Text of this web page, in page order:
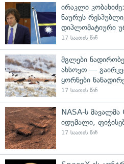
ირაკლი
ნაურუს
დიპლომატიური
17 საათის წინ
მგლები
ახსოვთ —
ყორნები
17 საათის წინ
NASA-ს
იდუმალი,
17 საათის წინ